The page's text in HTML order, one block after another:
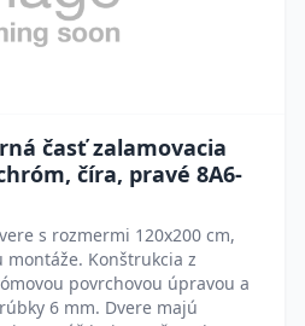
časť zalamovacia
číra, pravé 8A6-
s rozmermi 120x200 cm,
Konštrukcia z
povrchovou úpravou a
6 mm. Dvere majú